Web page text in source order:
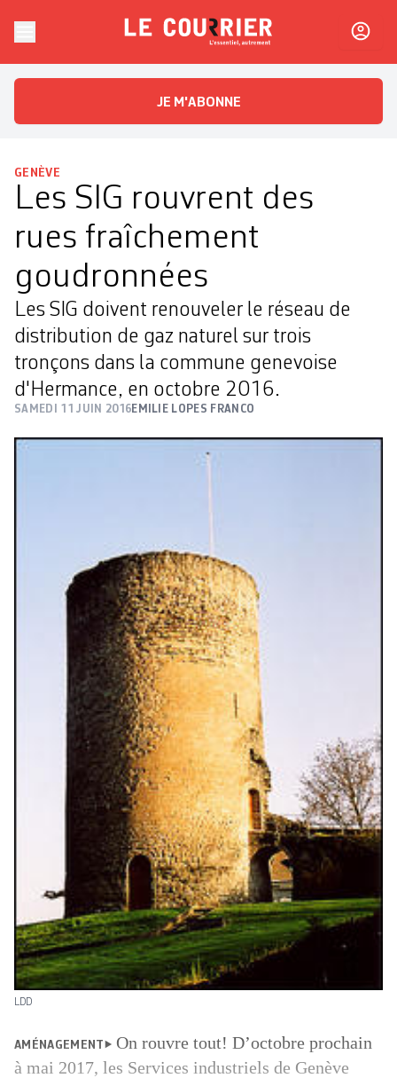
Le CourrierL'essentiel, autrement
JE M'ABONNE
GENÈVE
Les SIG rouvrent des
rues fraîchement
goudronnées
Les SIG doivent renouveler le réseau de
distribution de gaz naturel sur trois
tronçons dans la commune genevoise
d'Hermance, en octobre 2016.
SAMEDI 11 JUIN 2016EMILIE LOPES FRANCO
LDD
AMÉNAGEMENT
On rouvre tout! D’octobre prochain
à mai 2017, les Services industriels de Genève